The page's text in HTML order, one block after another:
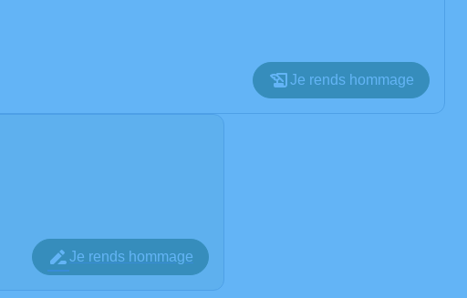
Je rends hommage
Je rends hommage